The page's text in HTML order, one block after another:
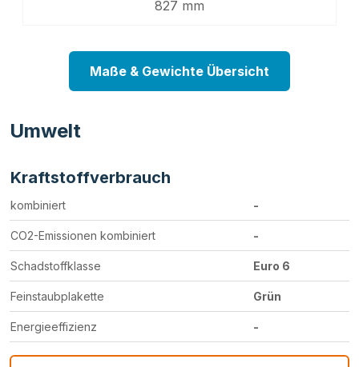
827 mm
Maße & Gewichte Übersicht
Umwelt
Kraftstoffverbrauch
kombiniert -
CO2-Emissionen kombiniert -
Schadstoffklasse Euro 6
Feinstaubplakette Grün
Energieeffizienz -